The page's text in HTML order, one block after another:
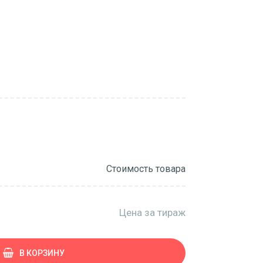
Стоимость товара
Цена за тираж
В КОРЗИНУ